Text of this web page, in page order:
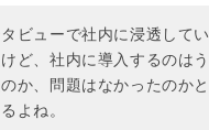
ビューで社内に浸透してい
ど、社内に導入するのはう
か、問題はなかったのかと
よね。